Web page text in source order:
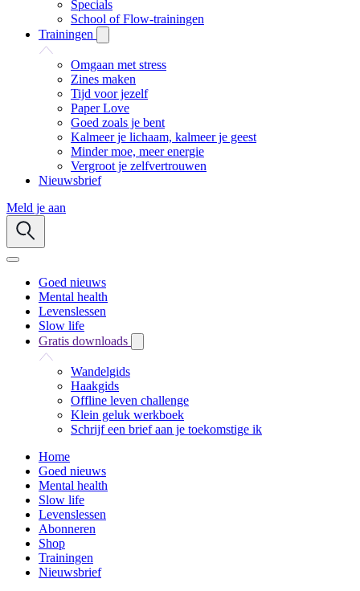
Specials
School of Flow-trainingen
Trainingen
Omgaan met stress
Zines maken
Tijd voor jezelf
Paper Love
Goed zoals je bent
Kalmeer je lichaam, kalmeer je geest
Minder moe, meer energie
Vergroot je zelfvertrouwen
Nieuwsbrief
Meld je aan
Goed nieuws
Mental health
Levenslessen
Slow life
Gratis downloads
Wandelgids
Haakgids
Offline leven challenge
Klein geluk werkboek
Schrijf een brief aan je toekomstige ik
Home
Goed nieuws
Mental health
Slow life
Levenslessen
Abonneren
Shop
Trainingen
Nieuwsbrief